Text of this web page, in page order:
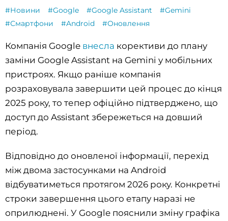
#Новини #Google #Google Assistant
#Gemini
#Смартфони
#Android #Оновлення
Компанія Google внесла корективи до плану
заміни Google Assistant на Gemini у мобільних
пристроях. Якщо раніше компанія
розраховувала завершити цей процес до кінця
2025 року, то тепер офіційно підтверджено, що
доступ до Assistant збережеться на довший
період.
Відповідно до оновленої інформації, перехід
між двома застосунками на Android
відбуватиметься протягом 2026 року. Конкретні
строки завершення цього етапу наразі не
оприлюднені. У Google пояснили зміну графіка